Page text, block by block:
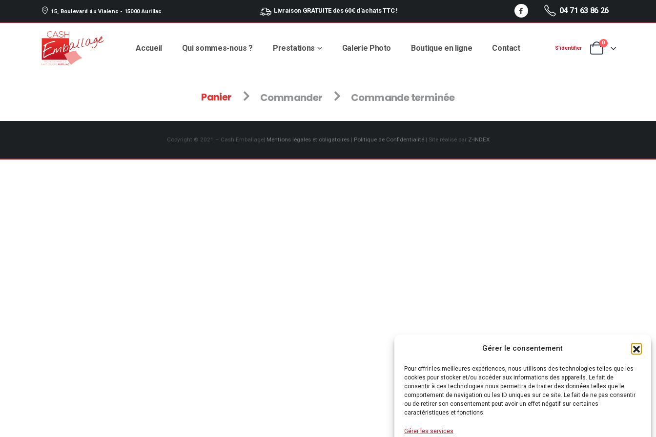
Gérer le consentement
Pour offrir les meilleures expériences, nous utilisons des technologies telles que les
cookies pour stocker et/ou accéder aux informations des appareils. Le fait de
consentir à ces technologies nous permettra de traiter des données telles que le
comportement de navigation ou les ID uniques sur ce site. Le fait de ne pas consentir
ou de retirer son consentement peut avoir un effet négatif sur certaines
caractéristiques et fonctions.
Gérer les services
15, Boulevard du Vialenc - 15000 Aurillac Livraison GRATUITE dès 60€ d'achats TTC ! 04 71 63 86 26
Accueil Qui sommes-nous ? Prestations Galerie Photo Boutique en ligne Contact S'identifier
0
Panier Commander Commande terminée
Copyright © 2021 – Cash Emballage| Mentions légales et obligatoires| Politique de Confidentialité| Site réalisé par Z-INDEX